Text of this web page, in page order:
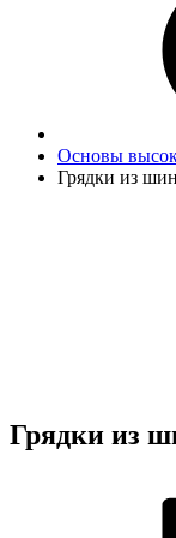
Основы
Грядки из
Грядки из